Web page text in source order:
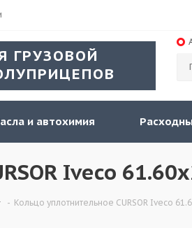
ГРУЗОВОЙ
и автохимия
Iveco
- Кольцо уплотнительное CURSOR Iveco